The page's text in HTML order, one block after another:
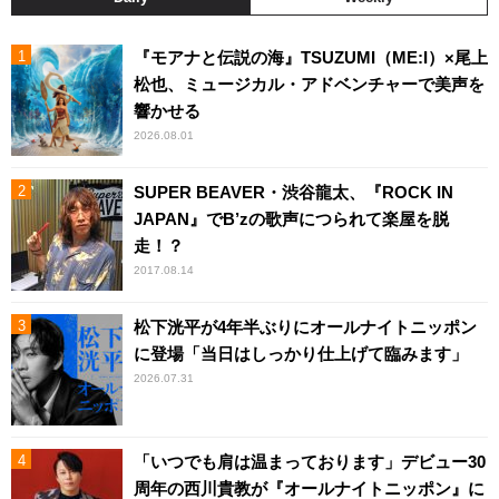
『モアナと伝説の海』TSUZUMI（ME:I）×尾上
松也、ミュージカル・アドベンチャーで美声を
響かせる
2026.08.01
SUPER BEAVER・渋谷龍太、『ROCK IN
JAPAN』でB’zの歌声につられて楽屋を脱
走！？
2017.08.14
松下洸平が4年半ぶりにオールナイトニッポン
に登場「当日はしっかり仕上げて臨みます」
2026.07.31
「いつでも肩は温まっております」デビュー30
周年の西川貴教が『オールナイトニッポン』に